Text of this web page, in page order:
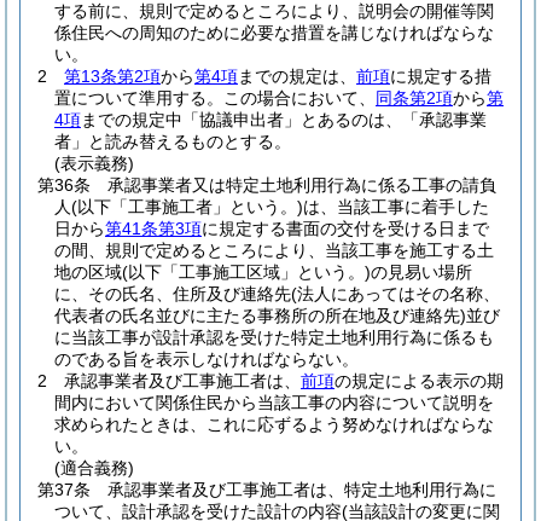
する前に、規則で定めるところにより、説明会の開催等関
係住民への周知のために必要な措置を講じなければならな
い。
2
第13条第2項から第4項までの規定は、 前項に規定する措
置について準用する。
この場合において、 同条第2項から第
4項までの規定中「協議申出者」とあるのは、「承認事業
者」と読み替えるものとする。
(表示義務)
第36条
承認事業者又は特定土地利用行為に係る工事の請負
人(以下「工事施工者」という。)は、当該工事に着手した
日から第41条第3項に規定する書面の交付を受ける日まで
の間、規則で定めるところにより、当該工事を施工する土
地の区域(以下「工事施工区域」という。)の見易い場所
に、その氏名、住所及び連絡先(法人にあってはその名称、
代表者の氏名並びに主たる事務所の所在地及び連絡先)並び
に当該工事が設計承認を受けた特定土地利用行為に係るも
のである旨を表示しなければならない。
2
承認事業者及び工事施工者は、 前項の規定による表示の期
間内において関係住民から当該工事の内容について説明を
求められたときは、これに応ずるよう努めなければならな
い。
(適合義務)
第37条
承認事業者及び工事施工者は、特定土地利用行為に
ついて、設計承認を受けた設計の内容(当該設計の変更に関